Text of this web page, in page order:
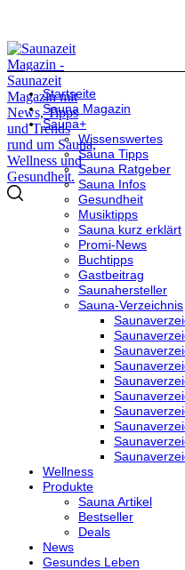
Startseite
Sauna Magazin
Sauna+
Wissenswertes
Sauna Tipps
Sauna Ratgeber
Sauna Infos
Gesundheit
Musiktipps
Sauna kurz erklärt
Promi-News
Buchtipps
Gastbeitrag
Saunahersteller
Sauna-Verzeichnis
Wellness
Produkte
Sauna Artikel
Bestseller
Deals
News
Gesundes Leben